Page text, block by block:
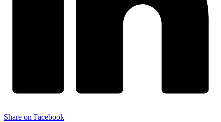
Share on Facebook